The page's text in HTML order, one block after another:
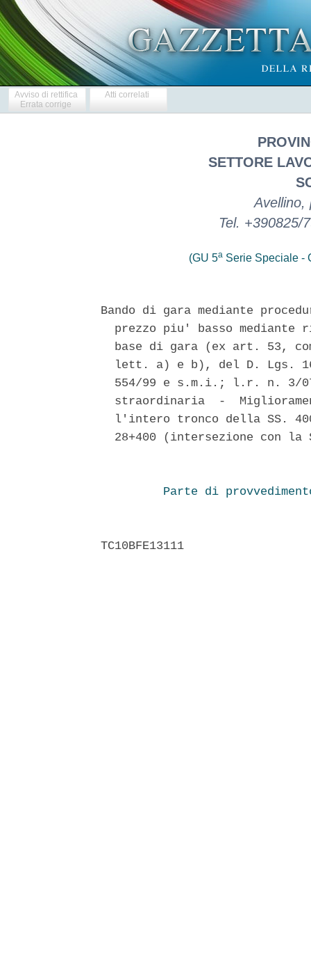
Avviso di rettifica
Errata corrige
Atti correlati
SETTORE
Avellino,
Tel. +390825/
(GU 5a Serie Speciale -
Bando di gara mediante
prezzo piu' basso mediante
base di gara (ex art. 53,
lett. a) e b), del D. Lgs.
554/99 e s.m.i.; l.r. n. 3/
straordinaria  -
l'intero tronco della SS.
28+400 (intersezione con
Parte di